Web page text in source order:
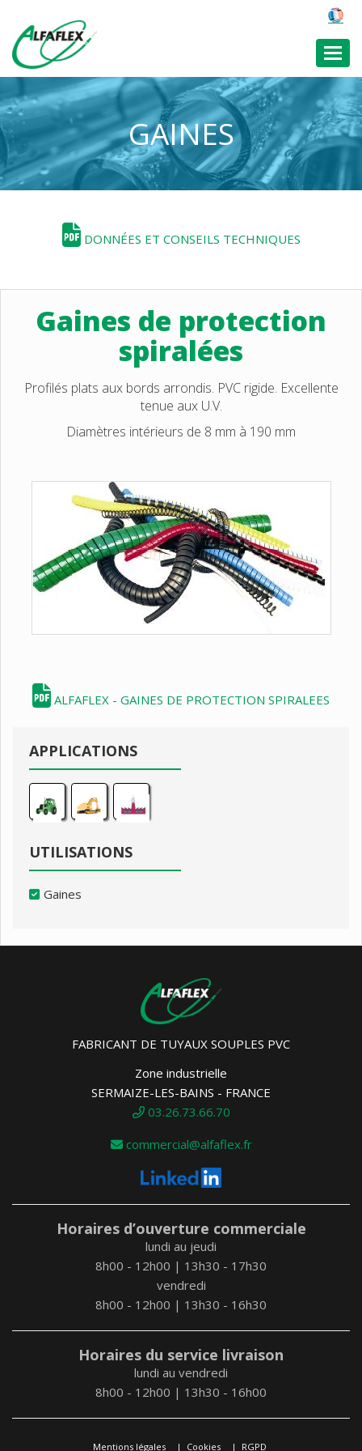
GAINES
DONNÉES ET CONSEILS TECHNIQUES
Gaines de protection
spiralées
Profilés plats aux bords arrondis. PVC rigide. Excellente
tenue aux U.V.
Diamètres intérieurs de 8 mm à 190 mm
ALFAFLEX - GAINES DE PROTECTION SPIRALEES
APPLICATIONS
UTILISATIONS
Gaines
FABRICANT DE TUYAUX SOUPLES PVC
Zone industrielle
SERMAIZE-LES-BAINS - FRANCE
03.26.73.66.70
commercial@alfaflex.fr
Horaires d’ouverture commerciale
lundi au jeudi
8h00 - 12h00 | 13h30 - 17h30
vendredi
8h00 - 12h00 | 13h30 - 16h30
Horaires du service livraison
lundi au vendredi
8h00 - 12h00 | 13h30 - 16h00
Mentions légales Cookies RGPD